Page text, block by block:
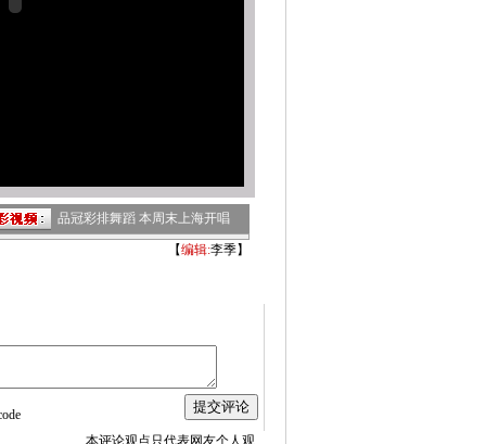
品冠彩排舞蹈 本周末上海开唱
【编辑:李季】
本评论观点只代表网友个人观